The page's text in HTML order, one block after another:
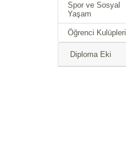
Spor ve Sosyal
Yaşam
Öğrenci Kulüpleri
Diploma Eki